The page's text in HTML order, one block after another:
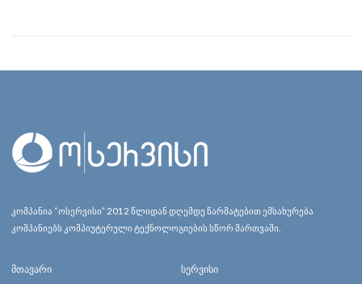
კომპანია “ოსერვისი” 2012 წლიდან დღემდე წარმატებით ემსახურება
კომპანიებს კომპიუტერული ტექნოლოგიების სწორ მართვაში.
მთავარი სერვისი